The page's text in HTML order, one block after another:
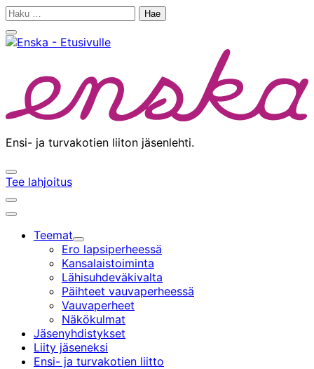
Siirry
Haku:
Sulje
hakupalkki
Ensi- ja turvakotien liiton jäsenlehti.
Avaa/sulje
hakupalkki
Tee lahjoitus
Avaa/sulje
hakupalkki
Päävalikko
Teemat
Alavalikko
Ero lapsiperheessä
Kansalaistoiminta
Lähisuhdeväkivalta
Päihteet vauvaperheessä
Vauvaperheet
Näkökulmat
Jäsenyhdistykset
Liity jäseneksi
Ensi- ja turvakotien liitto